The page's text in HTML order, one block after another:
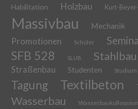
Habilitation Holzbau Kurt-
Massivbau Mechanik
Promotionen Schüler
SFB 528 SLUB Stahlbau
Straßenbau Studenten Studium
Tagung Textilbeton
Wasserbau